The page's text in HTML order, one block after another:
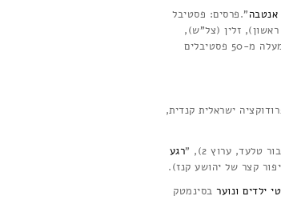
אנטבה".פרסים: פסטיבל
זלין (צל"ש),
בנגקוק (פרס השחקנית), וירושלים (צל"ש). השתתף בלמעלה מ-50 פסטיבלים
ישראלית קנדית,
טלעד, ערוץ 2), "
רגע
קצר של יהושע קנז).
ילדים ונוערבסינמטק